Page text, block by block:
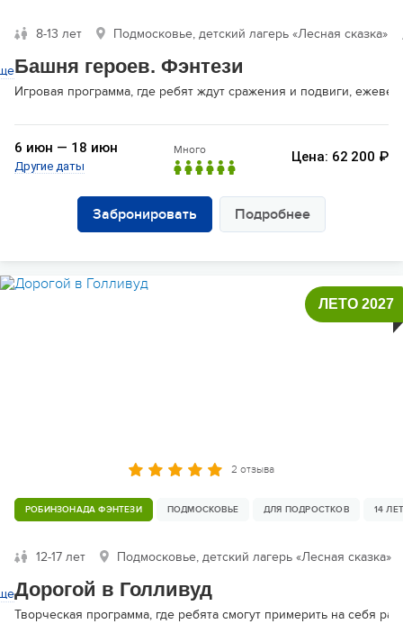
8-13 лет Подмосковье, детский лагерь «Лесная сказка»
Башня героев. Фэнтези
Игровая программа, где ребят ждут сражения и подвиги,
6 июн — 18 июн
Другие даты
Много Цена: 62 200 ₽
Забронировать Подробнее
2 отзыва
РОБИНЗОНАДА ФЭНТЕЗИ ПОДМОСКОВЬЕ ДЛЯ ПОДРОСТКОВ 14
12-17 лет Подмосковье, детский лагерь «Лесная сказка»
Дорогой в Голливуд
Творческая программа, где ребята смогут примерить на себя
ЛЕТО 2027